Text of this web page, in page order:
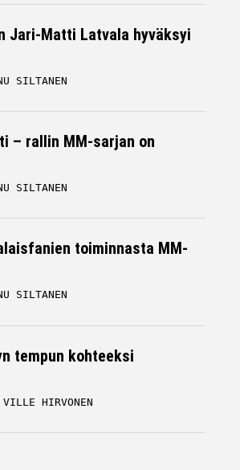
Jari-Matti Latvala hyväksyi
SILTANEN
– rallin MM-sarjan on
SILTANEN
toiminnasta MM-
SILTANEN
tempun kohteeksi
VILLE HIRVONEN